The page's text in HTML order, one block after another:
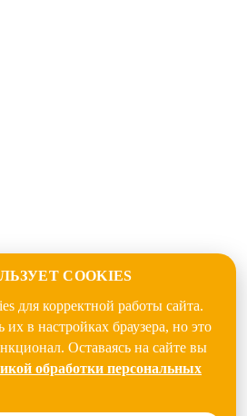
COOKIES
для корректной работы сайта.
в настройках браузера, но это
Оставаясь на сайте вы
обработки персональных